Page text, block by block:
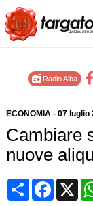
Radio Alba
ECONOMIA- 07 luglio
Cambiare
nuove
Condividi X